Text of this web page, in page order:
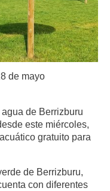
de mayo
de Berrizburu
este miércoles,
gratuito para
de Berrizburu,
con diferentes